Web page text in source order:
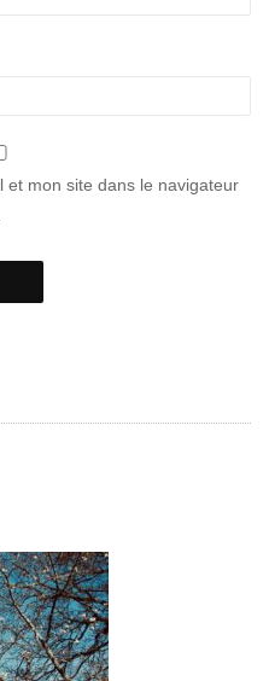
et mon site dans le navigateur